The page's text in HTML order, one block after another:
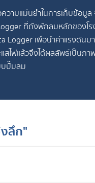
ความแม่นยำในการเก็บข้อมู
ที่ถังพักลมหลักของโ
Logger เพื่อนำค่าแรงดันม
แสไฟแล้วจึงได้ผลลัพธ์เป็นภ
บปั๊มลม
ลึก"